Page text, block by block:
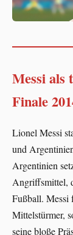
Messi als
Finale
Lionel Messi
und
Argentinien
Angriffsmittel,
Fußball. Messi
Mittelstürmer,
seine bloße